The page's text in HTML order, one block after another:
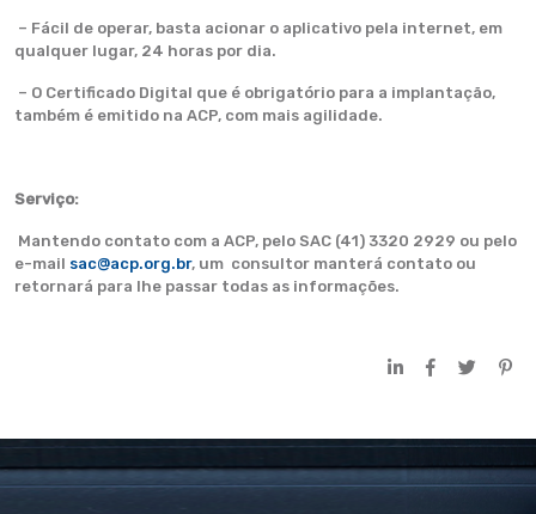
– Fácil de operar, basta acionar o aplicativo pela internet, em
qualquer lugar, 24 horas por dia.
– O Certificado Digital que é obrigatório para a implantação,
também é emitido na ACP, com mais agilidade.
Serviço:
Mantendo contato com a ACP, pelo SAC (41) 3320 2929 ou pelo
e-mail sac@acp.org.br, um consultor manterá contato ou
retornará para lhe passar todas as informações.